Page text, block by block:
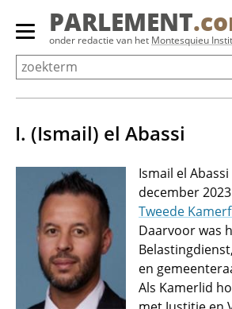
Overslaan
Primair
menu
tonen/verbergen
PARLEMENT
onder redactie van het Montesquieu
I. (Ismail) el Abassi
Ismail el
december
Tweede
Daarvoor was
en
Als Kamerlid